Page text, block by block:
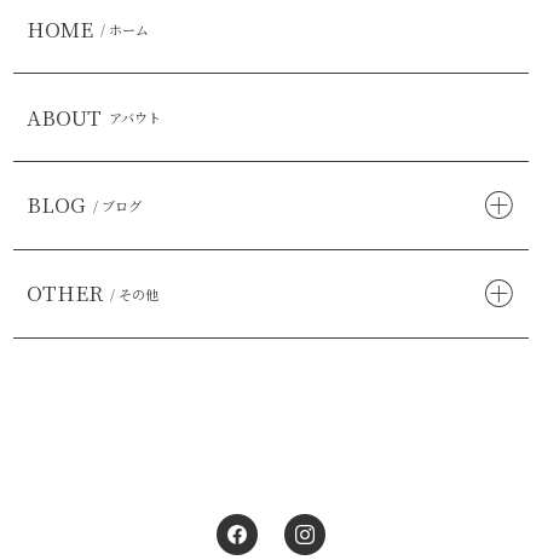
HOME / ホーム
ABOUT アバウト
BLOG / ブログ
OTHER / その他